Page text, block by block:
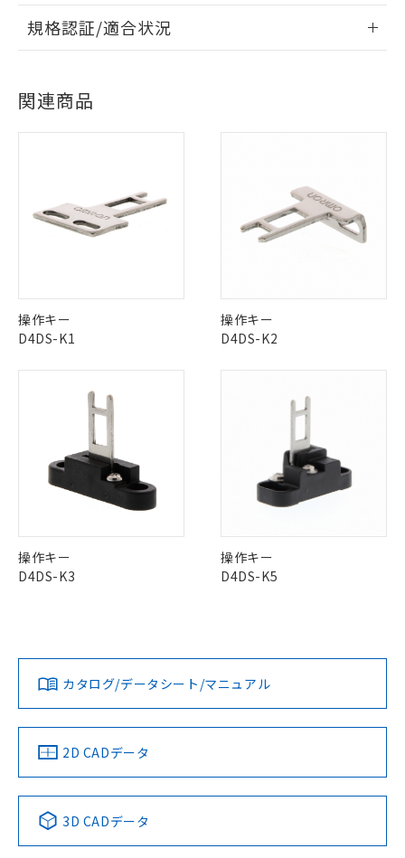
ログイン/会員登録いただくと、CADデータをダウンロー
ドすることができます。
ソフトウェアの使用条件
EU RoHS 注意事項・凡例
対応状況 ※1
中国 RoHS 注意事項・凡例
"対応済み"や非含有の記載がされた商品であっても、流通
在庫等で未対応品が混在する可能性があります。
非含有品が必要な際は、弊社営業部門もしくは販売店へお
問い合わせください。
規格認証/適合状況
Yes
船舶規格）
（ノルウェー
船舶規格）
（フランス
船舶規格）
船舶規格
No No
その他の認証はこちらのページからご検索ください
関連商品
操作キー
D4DS-K1
操作キー
D4DS-K2
操作キー
D4DS-K3
操作キー
D4DS-K5
カタログ/データシート/マニュアル
2D CADデータ
3D CADデータ
以下の条件をお読みいただき、同意のうえ
ご利用ください。
(税抜)を提供させていただくもので
当社制御機器事業取扱商品の中には、
在庫状況および標準価格照会結果は、
記載している更新日時点での社内デー
タに基づき作成されるものであり、閲
覧された時点での実際の在庫および標
準価格とは異なる場合があることをご
了承ください。
正式な納期状況および標準価格はお客
ムロン制御機器販売店・当社販売員に
オムロン制御機器販売店や当社販売拠
事前の承諾なく第三者に漏洩または開
示しないようお願いします。
あります。
お客様が当ウェブサイト上で当社にご
登録された部品リストについて、当社
および当社の共同利用者が、当社の製
※1 対応状況
非含有に対応した製品が提供可能な商品で
対応予定なし：EU RoHS指令（10物質）の
非含有に非対応の商品で、対応品を出す予
定はありません。
非該当品：ライセンス料など無形物で、有
害物質有無と関係のない商品です。
いたものが、含有品と判明した場合などや
むを得ず変更することがあります。
鉛(Pb) 1000ppm以下、 水銀(Hg) 1000ppm以下、 カド
ミウム(Cd) 100ppm以下、
六価クロム(Cr(Ⅵ)) 1000ppm以下、ポリ臭化ビフェニル
類(PBB) 1000ppm以下、ポリ臭化ジフェニルエーテル類
(PBDE) 1000ppm以下、フタル酸ビス(2-エチルヘキシ
ル) (DEHP)(別名：DOP) 1000ppm以下、フタル酸ブチ
（DBP） 1000ppm以下、フタル酸ジイソブチル
但し、RoHS指令で産業用監視および制御機器に対する
適用除外項目は除く。
※2 対応予定月
部品在庫の切り替え状況などにより、予定
月が前後することがあります。
下記の非含有証明書をダウンロードするこ
とができます。
「○」：最大均質材料含有率が中国RoHSの
基準値以下であることを示します。
「×」：最大均質材料含有率が中国RoHSの
基準値を超えていることを示します。
い合わせください。
*中国RoHS10物質の基準値 (GB/T26572)：
Pb(鉛) :1000ppm、 Hg(水銀) : 1000ppm、 Cd(カドミウ
ム) : 100ppm、
Cr(Ⅵ)(六価クロム) : 1000ppm、 PBBs(ポリ臭化ビフェ
ニル類) : 1000ppm、 PBDEs(ポリ臭化ジフェニルエーテ
ル類) : 1000ppm、
イソブチル) : 1000ppm、 BBP(フタル酸ブチルベンジ
DEHP(フタル酸ビス(2-エチルヘキシル)) : 1000ppm
「ｅ」：有害物質（10物質）のすべてが基
準値以下であることを示します。
「10」：通常の使用状況下において有害物
質が外部に漏えいし、環境に深刻な影響を
及ぼさない年数を意味します。
「－」：未確認です。当社販売部門へお問
当社は、これら貴社製品のうち、外国
為替および外国貿易法に定める商品
（以下｢規制貨物等」という）を輸出
または国外への提供する場合は、日本
国政府の輸出許可(または役務取引許
可)を取得するなどの必要な手続きを
とります。
当社は規制貨物を破棄する場合は、完
当社は貴社製品を、核兵器、ミサイ
ル、化学兵器、生物兵器またはその他
場合は、上記1、2および3の内容を当
該第三者に通知します。また当社は、
販売先および販売に係わる関係者が違
法に輸出するおそれがある場合は、取
り引きをいたしません。
合意する キャンセル
記
号
○ 一定数以上の在庫あり
△ 一定数には満たないが在庫あり
在庫なし(最新の在庫状況につ
認ください)
空
白
受注生産機種、また在庫状況の
情報を公開していない機種